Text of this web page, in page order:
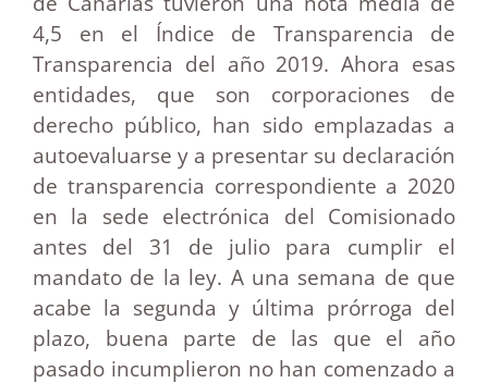
4,5 en el Índice de Transparencia de
Transparencia del año 2019. Ahora esas
entidades, que son corporaciones de
derecho público, han sido emplazadas a
autoevaluarse y a presentar su declaración
de transparencia correspondiente a 2020
en la sede electrónica del Comisionado
antes del 31 de julio para cumplir el
mandato de la ley. A una semana de que
acabe la segunda y última prórroga del
plazo, buena parte de las que el año
pasado incumplieron no han comenzado a